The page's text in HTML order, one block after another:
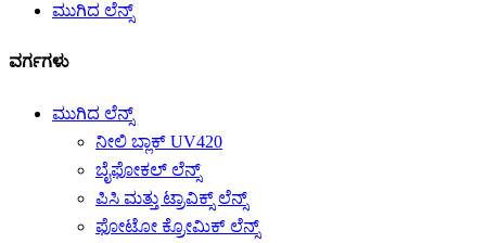
ಮುಗಿದ ಲೆನ್ಸ್
ವರ್ಗಗಳು
ಮುಗಿದ ಲೆನ್ಸ್
ನೀಲಿ ಬ್ಲಾಕ್ UV420
ಬೈಫೋಕಲ್ ಲೆನ್ಸ್
ಪಿಸಿ ಮತ್ತು ಟ್ರಾವಿಕ್ಸ್ ಲೆನ್ಸ್
ಫೋಟೋ ಕ್ರೋಮಿಕ್ ಲೆನ್ಸ್